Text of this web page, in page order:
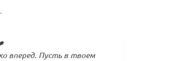
вперед. Пусть в твоем